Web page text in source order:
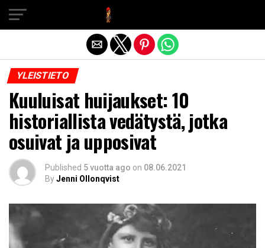
YLEISTIETO
Kuuluisat huijaukset: 10
historiallista vedätystä, jotka
osuivat ja upposivat
Published 5 vuotta ago on 08.06.2021
ByJenni Ollonqvist
Exit mobile version